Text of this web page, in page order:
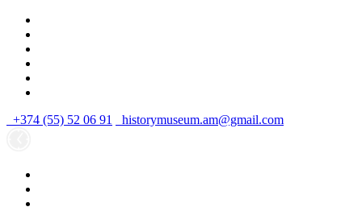
+374 (55) 52 06 91 historymuseum.am@gmail.com